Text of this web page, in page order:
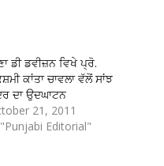
ਡੀ ਡਵੀਜ਼ਨ ਵਿਖੇ ਪ੍ਰੋ.
ਕਾਂਤਾ ਚਾਵਲਾ ਵੱਲੋਂ ਸਾਂਝ
ਦਾ ਉਦਘਾਟਨ
21, 2011
Editorial"